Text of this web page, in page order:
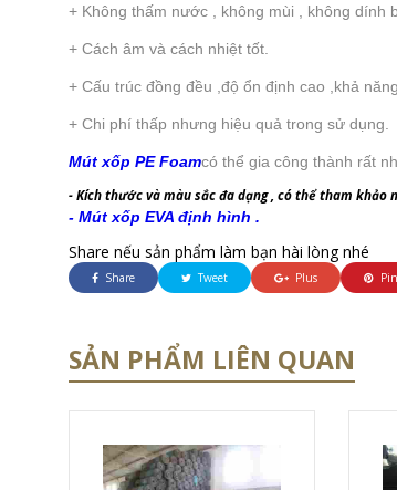
+ Không thấm nước , không mùi , không dính
+ Cách âm và cách nhiệt tốt.
+ Cấu trúc đồng đều ,độ ổn định cao ,khả
+ Chi phí thấp nhưng hiệu quả trong sử dụng.
Mút xốp PE Foamcó thể gia công thành rất
- Kích thước và màu sắc đa dạng , có thể tham khảo
- Mút xốp EVA định hình .
Share nếu sản phẩm làm bạn hài lòng nhé
Share Tweet Plus Pin
SẢN PHẨM LIÊN QUAN